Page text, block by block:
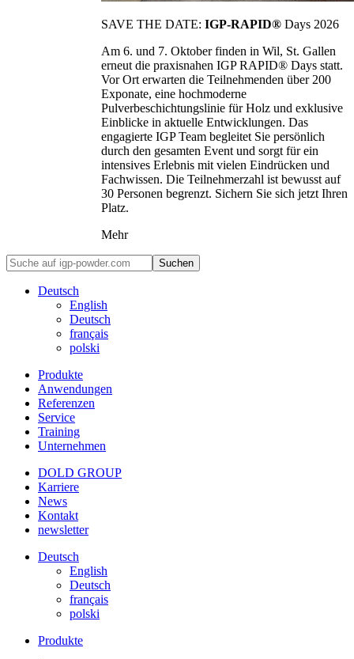
SAVE THE DATE: IGP-RAPID® Days 2026
Am 6. und 7. Oktober finden in Wil, St. Gallen
erneut die praxisnahen IGP RAPID® Days statt.
Vor Ort erwarten die Teilnehmenden über 200
Exponate, eine hochmoderne
Pulverbeschichtungslinie für Holz und exklusive
Einblicke in aktuelle Entwicklungen. Das
engagierte IGP Team begleitet Sie persönlich
durch den gesamten Event und sorgt für ein
intensives Erlebnis mit vielen Eindrücken und
Fachwissen. Die Teilnehmerzahl ist bewusst auf
30 Personen begrenzt. Sichern Sie sich jetzt Ihren
Platz.
Mehr
Suchen
Deutsch
English
Deutsch
français
polski
Produkte
Anwendungen
Referenzen
Service
Training
Unternehmen
DOLD GROUP
Karriere
News
Kontakt
newsletter
Deutsch
English
Deutsch
français
polski
Produkte